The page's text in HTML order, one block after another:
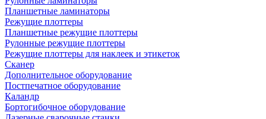
Планшетные ламинаторы
Режущие плоттеры
Планшетные режущие плоттеры
Рулонные режущие плоттеры
Режущие плоттеры для наклеек и этикеток
Сканер
Дополнительное оборудование
Постпечатное оборудование
Каландр
Бортогибочное оборудование